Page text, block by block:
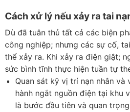
Cách xử lý nếu xảy ra tai
Dù đã tuân thủ tất cả các biện
công nghiệp; nhưng các sự cố,
thể xảy ra. Khi xảy ra điện giật;
sức bình tĩnh thực hiện tuần tự
Quan sát kỹ vị trí nạn nhân
hành ngắt nguồn điện tại khu
là bước đầu tiên và quan